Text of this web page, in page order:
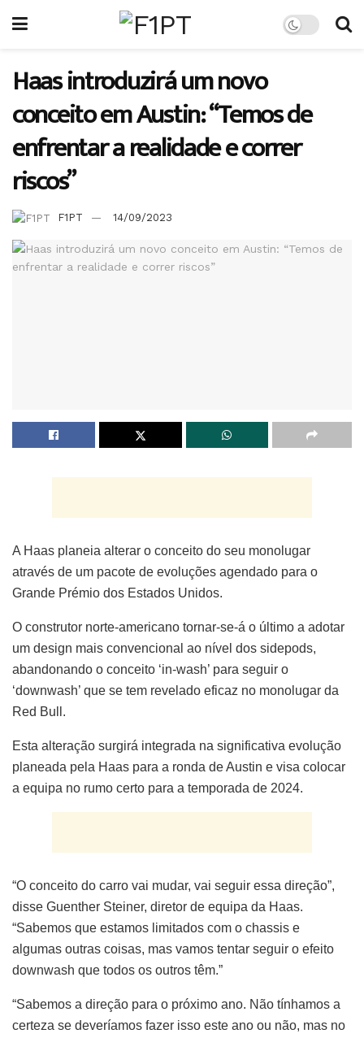
Haas introduzirá um novo
conceito em Austin: “Temos de
enfrentar a realidade e correr
riscos”
F1PT 14/09/2023
A Haas planeia alterar o conceito do seu monolugar
através de um pacote de evoluções agendado para o
Grande Prémio dos Estados Unidos.
O construtor norte-americano tornar-se-á o último a adotar
um design mais convencional ao nível dos sidepods,
abandonando o conceito ‘in-wash’ para seguir o
‘downwash’ que se tem revelado eficaz no monolugar da
Red Bull.
Esta alteração surgirá integrada na significativa evolução
planeada pela Haas para a ronda de Austin e visa colocar
a equipa no rumo certo para a temporada de 2024.
“O conceito do carro vai mudar, vai seguir essa direção”,
disse Guenther Steiner, diretor de equipa da Haas.
“Sabemos que estamos limitados com o chassis e
algumas outras coisas, mas vamos tentar seguir o efeito
downwash que todos os outros têm.”
“Sabemos a direção para o próximo ano. Não tínhamos a
certeza se deveríamos fazer isso este ano ou não, mas no